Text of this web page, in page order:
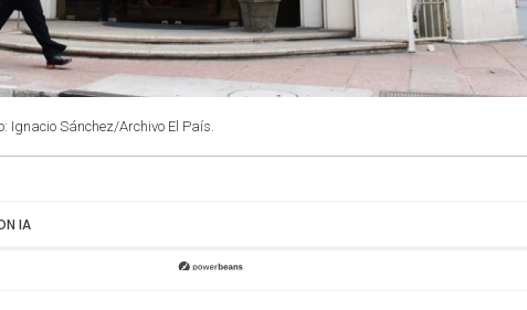
Ignacio Sánchez/Archivo El País.
IA